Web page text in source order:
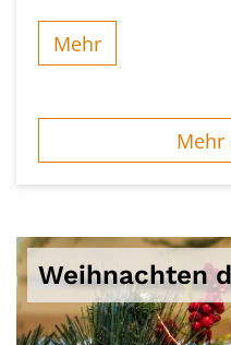
Mehr
Mehr
Weihnachten